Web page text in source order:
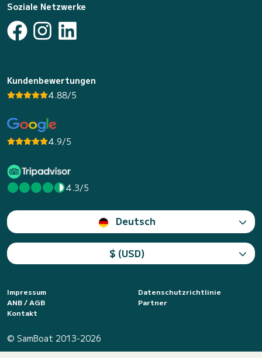
Soziale Netzwerke
Kundenbewertungen
4.88/5
4.9/5
4.3/5
Deutsch
$ (USD)
Impressum
Datenschutzrichtlinie
ANB / AGB
Partner
Kontakt
© SamBoat 2013-2026